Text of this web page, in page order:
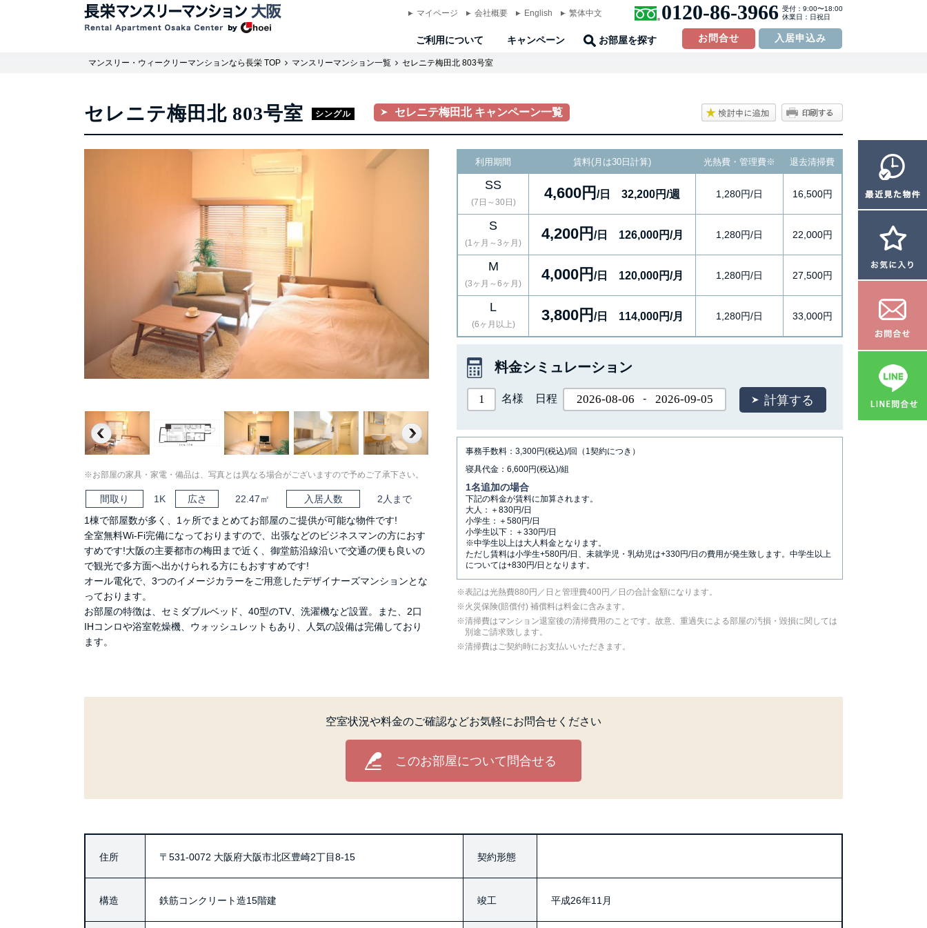
マイページ 会社概要 English 繁体中文 0120-86-3966 受付：9:00〜18:00
休業日：日祝日
ご利用について キャンペーン お部屋を探す お問合せ 入居申込み
マンスリー・ウィークリーマンションなら長栄 TOP マンスリーマンション一覧 セレニテ梅田北 803号室
セレニテ梅田北 803号室 シングル セレニテ梅田北 キャンペーン一覧
Previous Next
※お部屋の家具・家電・備品は、写真とは異なる場合がございますので予めご了承下さい。
間取り 1K 広さ 22.47㎡ 入居人数
2人まで
1棟で部屋数が多く、1ヶ所でまとめてお部屋のご提供が可能な物件です!
全室無料Wi-Fi完備になっておりますので、出張などのビジネスマンの方におす
すめです!大阪の主要都市の梅田まで近く、御堂筋沿線沿いで交通の便も良いの
で観光で多方面へ出かけられる方にもおすすめです!
オール電化で、3つのイメージカラーをご用意したデザイナーズマンションとな
っております。
お部屋の特徴は、セミダブルベッド、40型のTV、洗濯機など設置。また、2口
IHコンロや浴室乾燥機、ウォッシュレットもあり、人気の設備は完備しており
ます。
利用期間 賃料(月は30日計算) 光熱費・管理費※ 退去清掃費
SS
(7日～30日)
4,600円 /日 32,200円/週 1,280円/日 16,500円
S
(1ヶ月～3ヶ月)
4,200円 /日 126,000円/月 1,280円/日 22,000円
M
(3ヶ月～6ヶ月)
4,000円 /日 120,000円/月 1,280円/日 27,500円
L
(6ヶ月以上)
3,800円 /日 114,000円/月 1,280円/日 33,000円
料金シミュレーション
名様 日程 -
事務手数料：3,300円(税込)/回（1契約につき）
寝具代金：6,600円(税込)/組
1名追加の場合
下記の料金が賃料に加算されます。
大人：＋830円/日
小学生：＋580円/日
小学生以下：＋330円/日
※中学生以上は大人料金となります。
ただし賃料は小学生+580円/日、未就学児・乳幼児は+330円/日の費用が発生致します。中学生以上
については+830円/日となります。
表記は光熱費880円／日と管理費400円／日の合計金額になります。
⽕災保険(賠償付) 補償料は料⾦に含みます。
清掃費はマンション退室後の清掃費用のことです。故意、重過失による部屋の汚損・毀損に関しては
別途ご請求致します。
清掃費はご契約時にお支払いいただきます。
空室状況や料金のご確認などお気軽にお問合せください
このお部屋について問合せる
住所 〒531-0072 大阪府大阪市北区豊崎2丁目8-15 契約形態
構造 鉄筋コンクリート造15階建 竣工 平成26年11月